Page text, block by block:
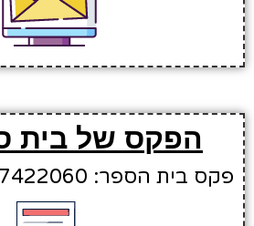
הפקס של בית
פקס בית הספר: 09-7422060